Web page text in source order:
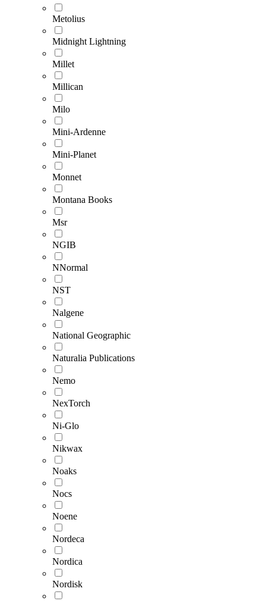
Metolius
Midnight Lightning
Millet
Millican
Milo
Mini-Ardenne
Mini-Planet
Monnet
Montana Books
Msr
NGIB
NNormal
NST
Nalgene
National Geographic
Naturalia Publications
Nemo
NexTorch
Ni-Glo
Nikwax
Noaks
Nocs
Noene
Nordeca
Nordica
Nordisk